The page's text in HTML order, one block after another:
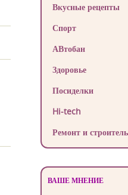
Вкусные рецепты
Спорт
АВтобан
Здоровье
Посиделки
Hi-tech
Ремонт и
ВАШЕ МНЕНИЕ